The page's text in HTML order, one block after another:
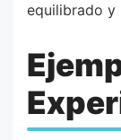
equilibrado y